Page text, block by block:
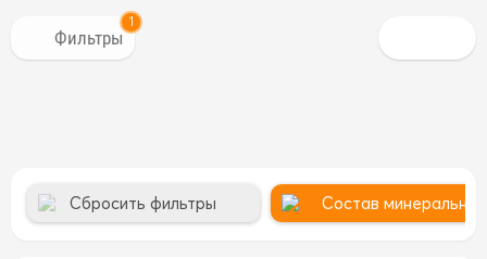
1
Сбросить фильтры Состав минеральное